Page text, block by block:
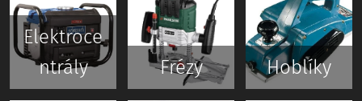
Elektroce
ntrály
Frézy Hoblíky